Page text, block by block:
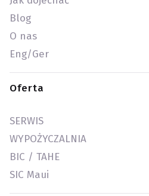
Blog
O nas
Eng/Ger
Oferta
SERWIS
WYPOŻYCZALNIA
BIC / TAHE
SIC Maui